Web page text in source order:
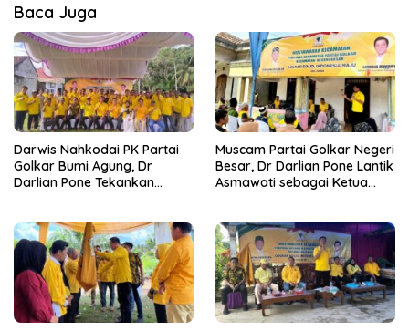
Baca Juga
Darwis Nahkodai PK Partai
Golkar Bumi Agung, Dr
Darlian Pone Tekankan
Muscam Partai Golkar Negeri
Besar, Dr Darlian Pone Lantik
Asmawati sebagai Ketua